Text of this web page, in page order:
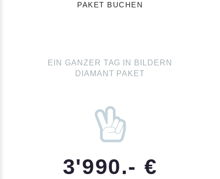
PAKET BUCHEN
EIN GANZER TAG IN BILDERN
DIAMANT PAKET
3'990.- €